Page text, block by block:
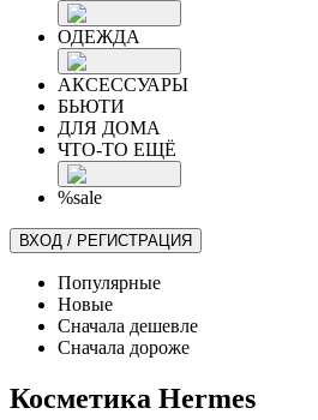
ОДЕЖДА
АКСЕССУАРЫ
БЬЮТИ
ДЛЯ ДОМА
ЧТО-ТО ЕЩЁ
%sale
ВХОД / РЕГИСТРАЦИЯ
Популярные
Новые
Сначала дешевле
Сначала дороже
Косметика Hermes